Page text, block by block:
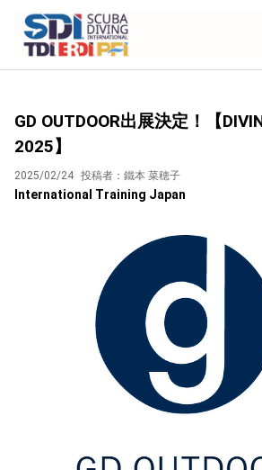
GD OUTDOOR出展決定！【
2025】
2025/02/24 投稿者：鐵本 菜穂子
International Training Japan